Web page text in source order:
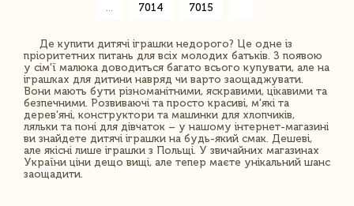
7014 7015
Де купити дитячі іграшки недорого? Це одне із
пріоритетних питань для всіх молодих батьків. З появою
у сім'ї малюка доводиться багато всього купувати, але на
іграшках для дитини навряд чи варто заощаджувати.
Вони мають бути різноманітними, яскравими, цікавими та
безпечними. Розвиваючі та просто красиві, м'які та
дерев'яні, конструктори та машинки для хлопчиків,
ляльки та поні для дівчаток – у нашому інтернет-магазині
ви знайдете дитячі іграшки на будь-який смак. Дешеві,
але якісні лише іграшки з Польщі. У звичайних магазинах
України ціни дещо вищі, але тепер маєте унікальний шанс
заощадити.